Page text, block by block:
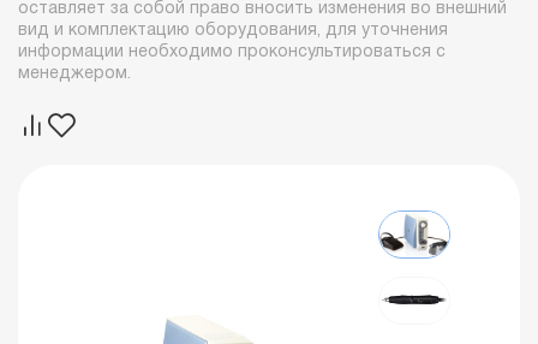
оставляет за собой право вносить изменения во внешний
вид и комплектацию оборудования, для уточнения
информации необходимо проконсультироваться с
менеджером.